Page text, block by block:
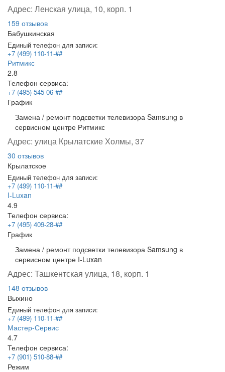
Адрес: Ленская улица, 10, корп. 1
159 отзывов
Бабушкинская
Единый телефон для записи:
+7 (499) 110-11-##
Ритмикс
2.8
Телефон сервиса:
+7 (495) 545-06-##
График
Замена / ремонт подсветки телевизора Samsung в
сервисном центре Ритмикс
Адрес: улица Крылатские Холмы, 37
30 отзывов
Крылатское
Единый телефон для записи:
+7 (499) 110-11-##
I-Luxan
4.9
Телефон сервиса:
+7 (495) 409-28-##
График
Замена / ремонт подсветки телевизора Samsung в
сервисном центре I-Luxan
Адрес: Ташкентская улица, 18, корп. 1
148 отзывов
Выхино
Единый телефон для записи:
+7 (499) 110-11-##
Мастер-Сервис
4.7
Телефон сервиса:
+7 (901) 510-88-##
Режим